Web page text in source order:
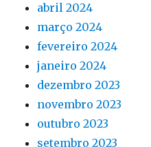
abril 2024
março 2024
fevereiro 2024
janeiro 2024
dezembro 2023
novembro 2023
outubro 2023
setembro 2023